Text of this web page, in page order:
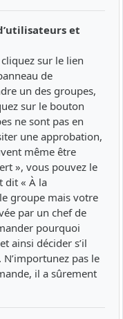
et
sur le lien
de
un des groupes,
sur le bouton
ne sont pas en
une approbation,
même être
», vous pouvez le
dit « À la
groupe mais votre
par un chef de
pourquoi
ainsi décider s’il
pas le
il a sûrement